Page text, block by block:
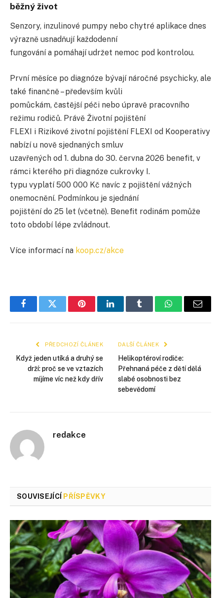
běžný život
Senzory, inzulinové pumpy nebo chytré aplikace dnes
výrazně usnadňují každodenní
fungování a pomáhají udržet nemoc pod kontrolou.
První měsíce po diagnóze bývají náročné psychicky, ale
také finančně – především kvůli
pomůckám, častější péči nebo úpravě pracovního
režimu rodičů. Právě Životní pojištění
FLEXI i Rizikové životní pojištění FLEXI od Kooperativy
nabízí u nově sjednaných smluv
uzavřených od 1. dubna do 30. června 2026 benefit, v
rámci kterého při diagnóze cukrovky I.
typu vyplatí 500 000 Kč navíc z pojištění vážných
onemocnění. Podmínkou je sjednání
pojištění do 25 let (včetně). Benefit rodinám pomůže
toto období lépe zvládnout.
Více informací na koop.cz/akce
FacebookTwitter PinterestLinkedInTumblr WhatsApp
E-
PŘEDCHOZÍ ČLÁNEK
Když jeden utíká a druhý se
drží: proč se ve vztazích
míjíme víc než kdy dřív
DALŠÍ ČLÁNEK
Helikoptéroví rodiče:
Přehnaná péče z dětí dělá
slabé osobnosti bez
sebevědomí
redakce
SOUVISEJÍCÍ PŘÍSPĚVKY